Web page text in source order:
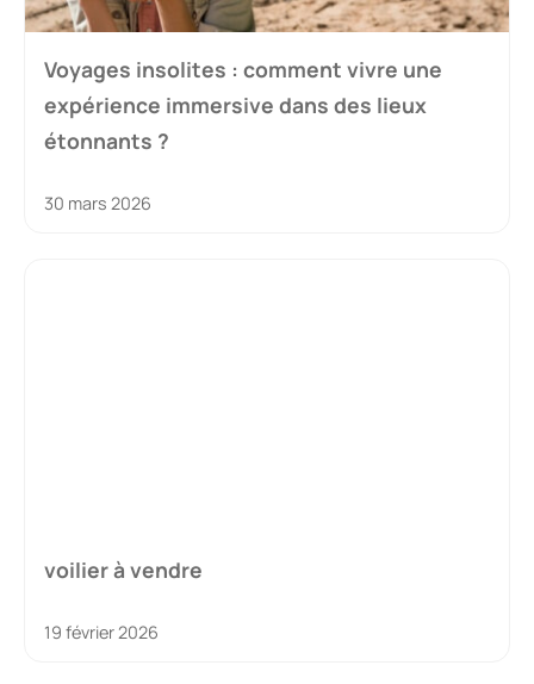
Voyages insolites : comment vivre une
expérience immersive dans des lieux
étonnants ?
30 mars 2026
voilier à vendre
19 février 2026